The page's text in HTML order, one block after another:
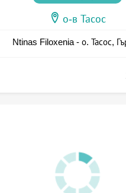
о-в Тасос
Ntinas Filoxenia - о. Тасос,